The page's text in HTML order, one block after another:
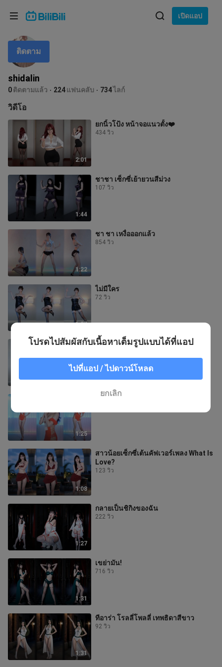
เปิดแอป
shidalin
0ติดตามแล้ว 224แฟนคลับ 734ไลก์
ติดตาม
วิดีโอ
2:01
ยกนิ้วโป้ง หน้าจอแนวตั้ง❤️
434 วิว
1:44
ชาชา เซ็กซี่เย้ายวนสีม่วง
107 วิว
1:22
ชา ชา เหงื่อออกแล้ว
854 วิว
1:27
ไม่มีใคร
72 วิว
1:25
“คุณชู”
1:25
ยกนิ้วให้
1:08
สาวน้อยเซ็กซี่เต้นคัฟเวอร์เพลง What Is
Love?
123 วิว
1:27
กลายเป็นชิกิงของฉัน
222 วิว
1:31
เขย่ามัน!
716 วิว
1:31
ทีอาร่า โรลลี่โพลลี่ เทพธิดาสีขาว
92 วิว
ภาษา: ภาษาไทย
ข้าสู่
ะบบ
เลือกภาษา
English
ภาษาไทย
Tiếng Việt
Bahasa Melayu
โปรดไปสัมผัสกับเนื้อหาเต็มรูปแบบได้ที่แอป
ไปที่แอป / ไปดาวน์โหลด
ยกเลิก